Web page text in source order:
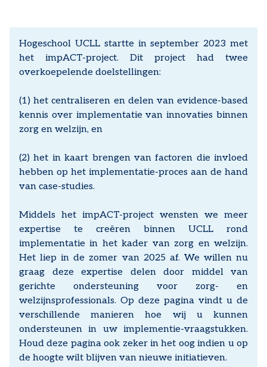
Hogeschool UCLL startte in september 2023 met
het impACT-project. Dit project had twee
overkoepelende doelstellingen:
(1) het centraliseren en delen van evidence-based
kennis over implementatie van innovaties binnen
zorg en welzijn, en
(2) het in kaart brengen van factoren die invloed
hebben op het implementatie-proces aan de hand
van case-studies.
Middels het impACT-project wensten we meer
expertise te creëren binnen UCLL rond
implementatie in het kader van zorg en welzijn.
Het liep in de zomer van 2025 af. We willen nu
graag deze expertise delen door middel van
gerichte ondersteuning voor zorg- en
welzijnsprofessionals. Op deze pagina vindt u de
verschillende manieren hoe wij u kunnen
ondersteunen in uw implementie-vraagstukken.
Houd deze pagina ook zeker in het oog indien u op
de hoogte wilt blijven van nieuwe initiatieven.